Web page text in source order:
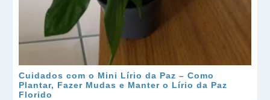
Cuidados com o Mini Lírio da Paz – Como
Plantar, Fazer Mudas e Manter o Lírio da Paz
Florido